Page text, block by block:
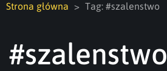
Strona główna Tag: #szalenstwo
#szalenstwo